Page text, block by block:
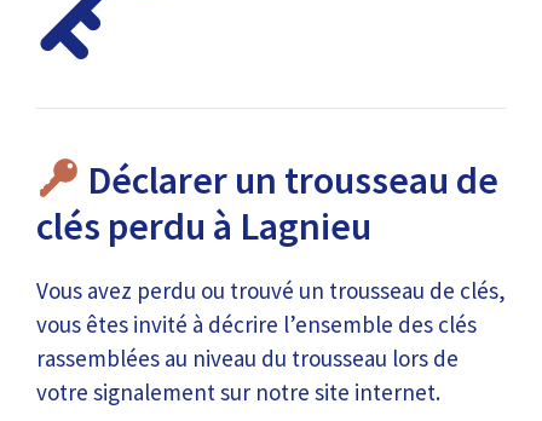
Déclarer un trousseau de
clés perdu à Lagnieu
Vous avez perdu ou trouvé un trousseau de clés,
vous êtes invité à décrire l’ensemble des clés
rassemblées au niveau du trousseau lors de
votre signalement sur notre site internet.